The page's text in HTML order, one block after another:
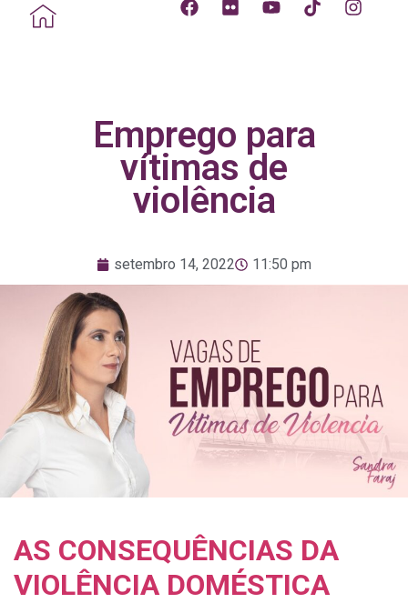
Emprego para
vítimas de
violência
setembro 14, 2022 11:50 pm
AS CONSEQUÊNCIAS DA
VIOLÊNCIA DOMÉSTICA